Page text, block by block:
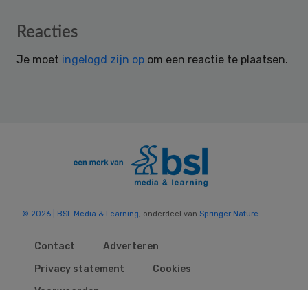
Reader
Reacties
Je moet ingelogd zijn op om een reactie te plaatsen.
© 2026 | BSL Media & Learning , onderdeel van Springer Nature
Contact
Adverteren
Privacy statement
Cookies